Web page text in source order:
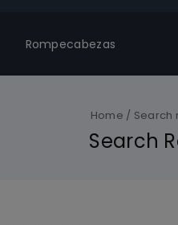
Rompecabezas
Home / Search
Search